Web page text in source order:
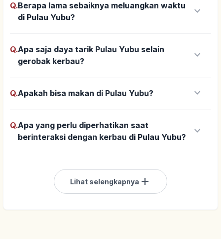
Q.Berapa lama sebaiknya meluangkan waktu
di Pulau Yubu?
keyboard_arrow_down
Q.Apa saja daya tarik Pulau Yubu selain
gerobak kerbau?
keyboard_arrow_down
Q.Apakah bisa makan di Pulau Yubu? keyboard_arrow_down
Q.Apa yang perlu diperhatikan saat
berinteraksi dengan kerbau di Pulau Yubu?
keyboard_arrow_down
Lihat selengkapnya add